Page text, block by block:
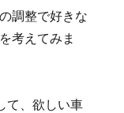
調整で好きな
考えてみま
て、欲しい車